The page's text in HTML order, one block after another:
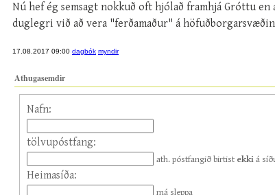
Nú hef ég semsagt nokkuð oft hjólað framhjá Gróttu
duglegri við að vera "ferðamaður" á
17.08.2017 09:00 dagbók myndir
Athugasemdir
Nafn:
tölvupóstfang:
ath. póstfangið birtist ekkiá
Heimasíða:
má sleppa